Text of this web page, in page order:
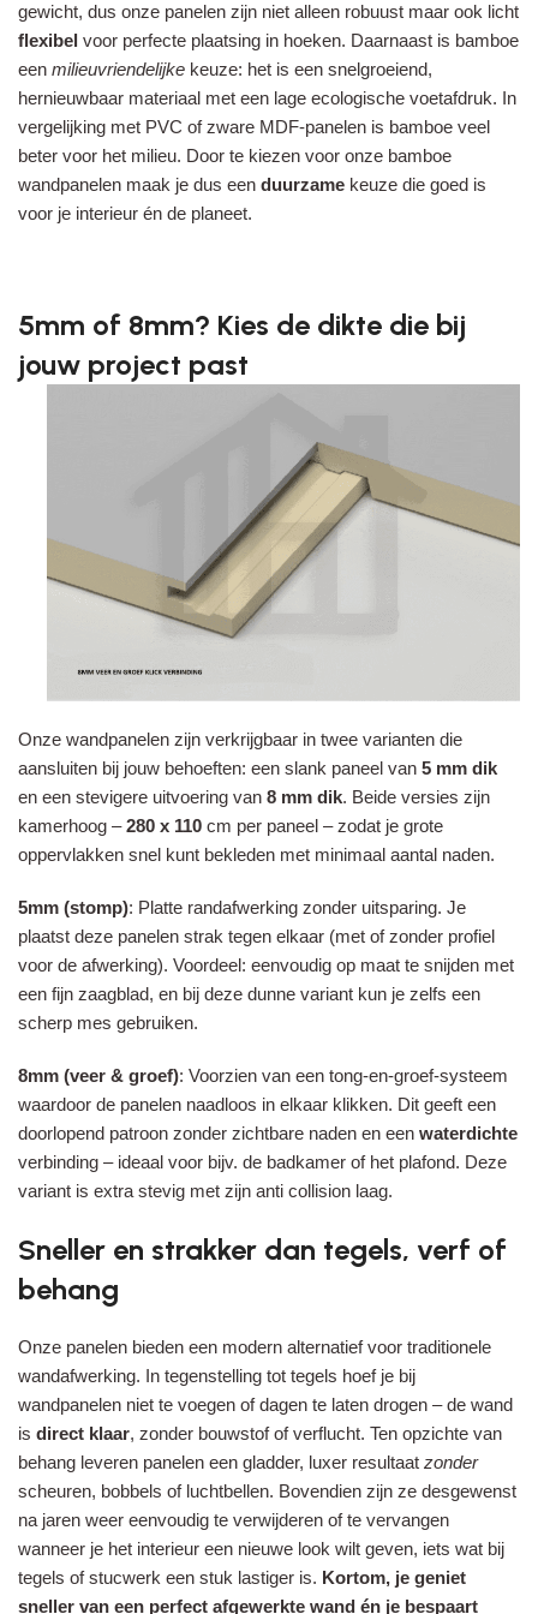
gewicht, dus onze panelen zijn niet alleen robuust maar ook licht
flexibel voor perfecte plaatsing in hoeken. Daarnaast is bamboe
een milieuvriendelijke keuze: het is een snelgroeiend,
hernieuwbaar materiaal met een lage ecologische voetafdruk. In
vergelijking met PVC of zware MDF-panelen is bamboe veel
beter voor het milieu. Door te kiezen voor onze bamboe
wandpanelen maak je dus een duurzame keuze die goed is
voor je interieur én de planeet.
5mm of 8mm? Kies de dikte die bij
jouw project past
Onze wandpanelen zijn verkrijgbaar in twee varianten die
aansluiten bij jouw behoeften: een slank paneel van 5 mm dik
en een stevigere uitvoering van 8 mm dik. Beide versies zijn
kamerhoog –280 x 110 cm per paneel – zodat je grote
oppervlakken snel kunt bekleden met minimaal aantal naden.
5mm (stomp): Platte randafwerking zonder uitsparing. Je
plaatst deze panelen strak tegen elkaar (met of zonder profiel
voor de afwerking). Voordeel: eenvoudig op maat te snijden met
een fijn zaagblad, en bij deze dunne variant kun je zelfs een
scherp mes gebruiken.
8mm (veer & groef): Voorzien van een tong-en-groef-systeem
waardoor de panelen naadloos in elkaar klikken. Dit geeft een
doorlopend patroon zonder zichtbare naden en een waterdichte
verbinding – ideaal voor bijv. de badkamer of het plafond. Deze
variant is extra stevig met zijn anti collision laag.
Sneller en strakker dan tegels, verf of
behang
Onze panelen bieden een modern alternatief voor traditionele
wandafwerking. In tegenstelling tot tegels hoef je bij
wandpanelen niet te voegen of dagen te laten drogen – de wand
is direct klaar, zonder bouwstof of verflucht. Ten opzichte van
behang leveren panelen een gladder, luxer resultaat zonder
scheuren, bobbels of luchtbellen. Bovendien zijn ze desgewenst
na jaren weer eenvoudig te verwijderen of te vervangen
wanneer je het interieur een nieuwe look wilt geven, iets wat bij
tegels of stucwerk een stuk lastiger is. Kortom, je geniet
sneller van een perfect afgewerkte wand én je bespaart